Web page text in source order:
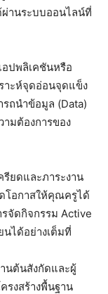
ผ่านระบบออนไลน์ที่
อปพลิเคชันหรือ
าะห์จุดอ่อนจุดแข็ง
ถนำข้อมูล (Data)
มต้องการของ
รียดและภาระงาน
โอกาสให้คุณครูได้
จัดกิจกรรม Active
ได้อย่างเต็มที่
นต้นสังกัดและผู้
รงสร้างพื้นฐาน